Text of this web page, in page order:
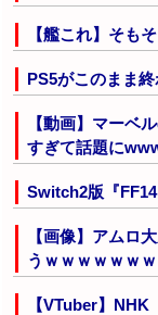
【艦これ】そも
PS5がこのまま
【動画】マーベ
すぎて話題に
Switch2版『
【画像】アムロ
うｗｗｗｗｗｗ
【VTuber】